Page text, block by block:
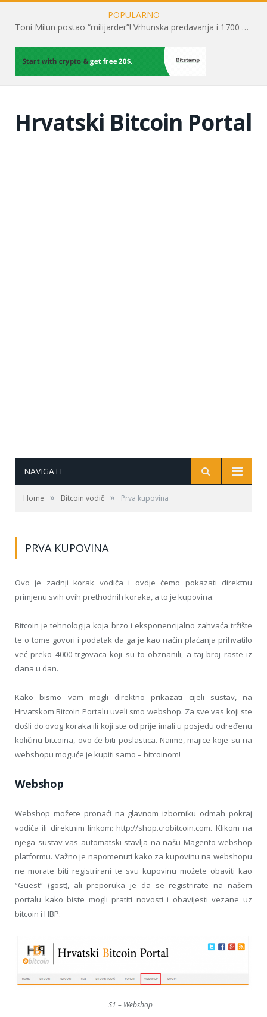
POPULARNO
Toni Milun postao “milijarder”! Vrhunska predavanja i 1700 posjetitelja obilježili su mjesec financijske pismenosti
Hrvatski Bitcoin Portal
NAVIGATE
Home » Bitcoin vodič » Prva kupovina
PRVA KUPOVINA
Ovo je zadnji korak vodiča i ovdje ćemo pokazati direktnu
primjenu svih ovih prethodnih koraka, a to je kupovina.
Bitcoin je tehnologija koja brzo i eksponencijalno zahvaća tržište
te o tome govori i podatak da ga je kao način plaćanja prihvatilo
već preko 4000 trgovaca koji su to obznanili, a taj broj raste iz
dana u dan.
Kako bismo vam mogli direktno prikazati cijeli sustav, na
Hrvatskom Bitcoin Portalu uveli smo webshop. Za sve vas koji ste
došli do ovog koraka ili koji ste od prije imali u posjedu određenu
količinu bitcoina, ovo će biti poslastica. Naime, majice koje su na
webshopu moguće je kupiti samo – bitcoinom!
Webshop
Webshop možete pronaći na glavnom izborniku odmah pokraj
vodiča ili direktnim linkom: http://shop.crobitcoin.com. Klikom na
njega sustav vas automatski stavlja na našu Magento webshop
platformu. Važno je napomenuti kako za kupovinu na webshopu
ne morate biti registrirani te svu kupovinu možete obaviti kao
“Guest“ (gost), ali preporuka je da se registrirate na našem
portalu kako biste mogli pratiti novosti i obavijesti vezane uz
bitcoin i HBP.
S1 – Webshop